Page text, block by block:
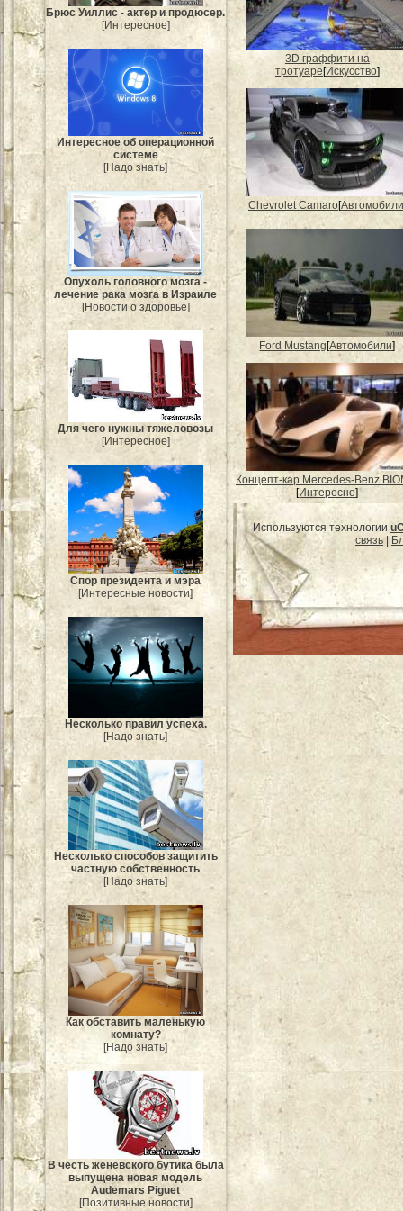
Брюс Уиллис - актер и продюсер.
[Интересное]
Интересное об операционной
системе
[Надо знать]
Опухоль головного мозга -
лечение рака мозга в Израиле
[Новости о здоровье]
Для чего нужны тяжеловозы
[Интересное]
Спор президента и мэра
[Интересные новости]
Несколько правил успеха.
[Надо знать]
Несколько способов защитить
частную собственность
[Надо знать]
Как обставить маленькую
комнату?
[Надо знать]
В честь женевского бутика была
выпущена новая модель
Audemars Piguet
[Позитивные новости]
3D граффити на
тротуаре[Искусство]
Chevrolet Camaro[Автомобили
Ford Mustang [Автомобили]
Концепт-кар Mercedes-Benz
[Интересно]
Используются технологии
связь